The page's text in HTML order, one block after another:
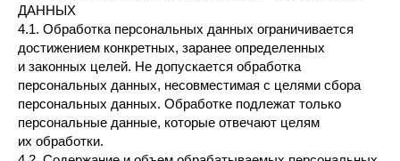
ДАННЫХ
4.1. Обработка персональных данных ограничивается
достижением конкретных, заранее определенных
и законных целей. Не допускается обработка
персональных данных, несовместимая с целями сбора
персональных данных. Обработке подлежат только
персональные данные, которые отвечают целям
их обработки.